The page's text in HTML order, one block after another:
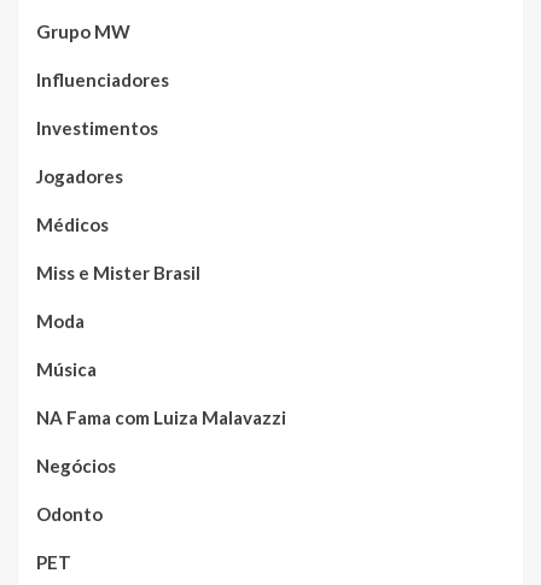
Grupo MW
Influenciadores
Investimentos
Jogadores
Médicos
Miss e Mister Brasil
Moda
Música
NA Fama com Luiza Malavazzi
Negócios
Odonto
PET